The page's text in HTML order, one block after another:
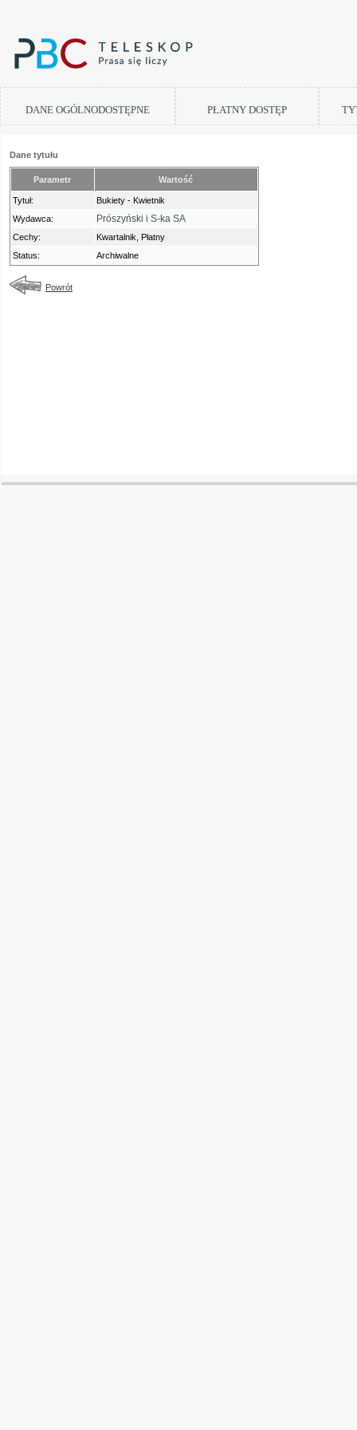
DANE OGÓLNODOSTĘPNE PŁATNY DOSTĘP
Dane tytułu
Parametr Wartość
Tytuł:
Bukiety - Kwietnik
Wydawca:
Prószyński i S-ka SA
Cechy:
Kwartalnik, Płatny
Status:
Archiwalne
Powrót